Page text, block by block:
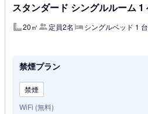
スタンダード シングルルーム 1
20㎡ 定員2名 シングルベッド 1 台
禁煙プラン
禁煙
WiFi (無料)